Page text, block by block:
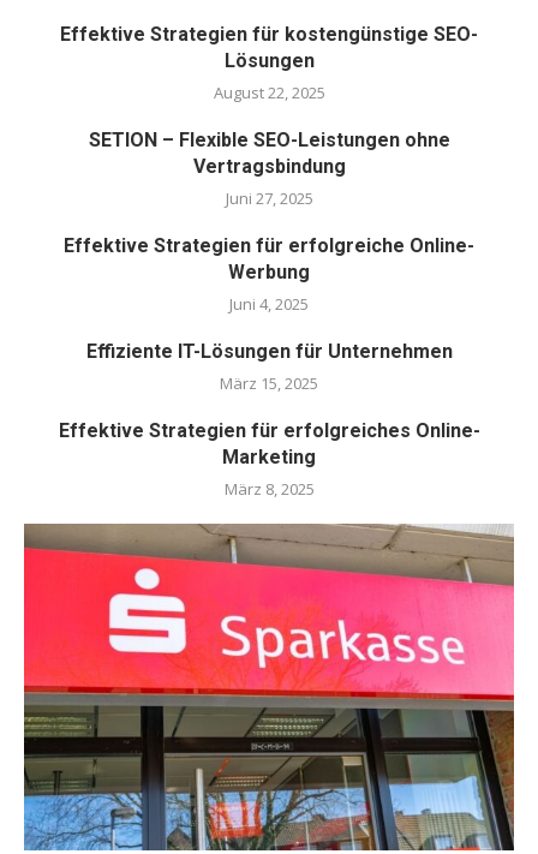
Effektive Strategien für kostengünstige SEO-
Lösungen
August 22, 2025
SETION – Flexible SEO-Leistungen ohne
Vertragsbindung
Juni 27, 2025
Effektive Strategien für erfolgreiche Online-
Werbung
Juni 4, 2025
Effiziente IT-Lösungen für Unternehmen
März 15, 2025
Effektive Strategien für erfolgreiches Online-
Marketing
März 8, 2025